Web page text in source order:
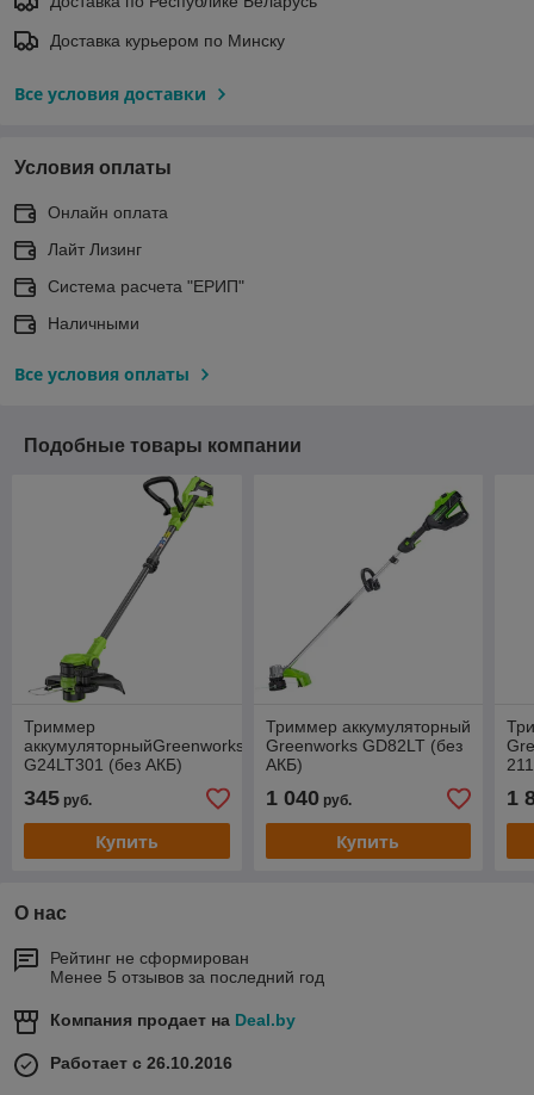
Доставка курьером по Минску
Все условия доставки
Условия оплаты
Онлайн оплата
Лайт Лизинг
Система расчета "ЕРИП"
Наличными
Все условия оплаты
Подобные товары компании
Триммер
аккумуляторныйGreenworks
G24LT301 (без АКБ)
345 руб.
Купить
Триммер аккумуляторный
Greenworks GD82LT (без
АКБ)
1 040руб.
Купить
1
О нас
Рейтинг не сформирован
Менее 5 отзывов за последний год
Компания продает на Deal.by
Работает с 26.10.2016